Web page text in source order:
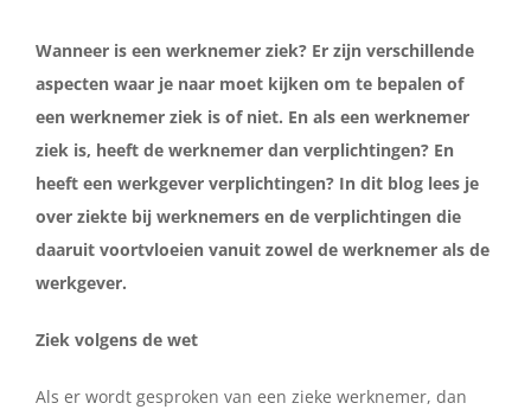
Artikelen
Nederlands
Wanneer is een werknemer ziek? Er zijn verschillende
aspecten waar je naar moet kijken om te bepalen of
een werknemer ziek is of niet. En als een werknemer
ziek is, heeft de werknemer dan verplichtingen? En
heeft een werkgever verplichtingen? In dit blog lees je
over ziekte bij werknemers en de verplichtingen die
daaruit voortvloeien vanuit zowel de werknemer als de
werkgever.
Ziek volgens de wet
Als er wordt gesproken van een zieke werknemer, dan